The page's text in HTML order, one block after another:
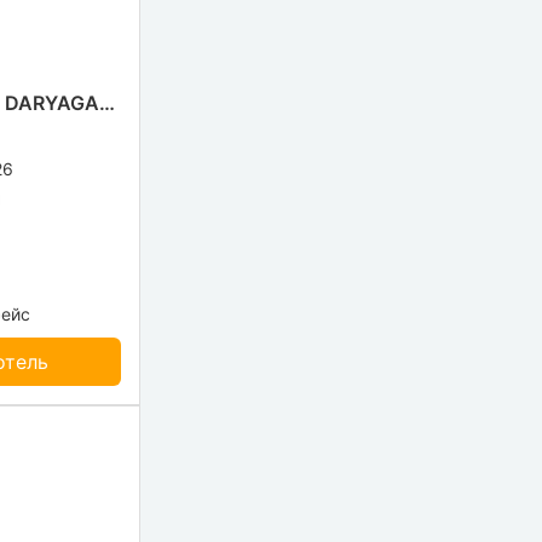
HOTEL TARA PALACE DARYAGANJ